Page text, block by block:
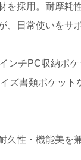
を採用。耐摩耗
、日常使いをサ
ンチPC収納ポ
ズ書類ポケット
久性・機能美を